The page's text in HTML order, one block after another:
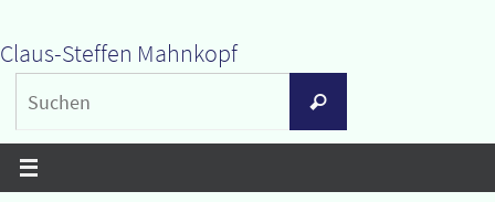
Inhalt
springen
Claus-Steffen Mahnkopf
Suchen